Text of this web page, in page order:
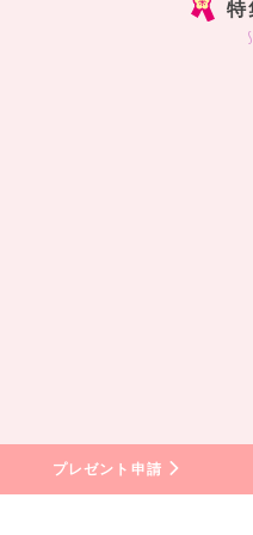
特
プレゼント申請